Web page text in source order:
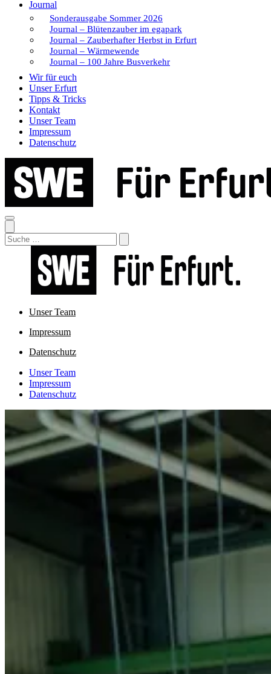
Journal
Sonderausgabe Sommer 2026
Journal – Blütenzauber im egapark
Journal – Zauberhafter Herbst in Erfurt
Journal – Wärmewende
Journal – 100 Jahre Busverkehr
Wir für euch
Unser Erfurt
Tipps & Tricks
Kontakt
Unser Team
Impressum
Datenschutz
Search
Unser Team
Impressum
Datenschutz
Unser Team
Impressum
Datenschutz